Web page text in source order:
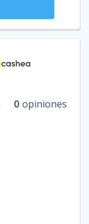
0 opiniones